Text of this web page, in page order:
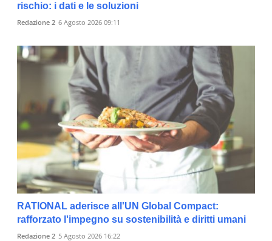
rischio: i dati e le soluzioni
Redazione 2 6 Agosto 2026 09:11
RATIONAL aderisce all'UN Global Compact:
rafforzato l'impegno su sostenibilità e diritti umani
Redazione 2 5 Agosto 2026 16:22